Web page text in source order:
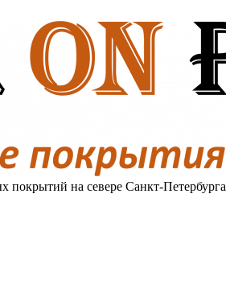
на севере Санкт-Петербурга